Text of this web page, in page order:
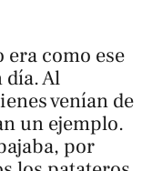
era como ese
día. Al
venían de
un ejemplo.
por